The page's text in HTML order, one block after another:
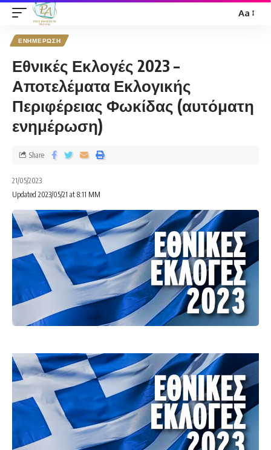
Aa
ΕΝΗΜΕΡΩΣΗ
Εθνικές Εκλογές 2023 –
Αποτελέματα Εκλογικής
Περιφέρειας Φωκίδας (αυτόματη
ενημέρωση)
21/05/2023
Updated 2023/05/21 at 8:11 ΜΜ
Share